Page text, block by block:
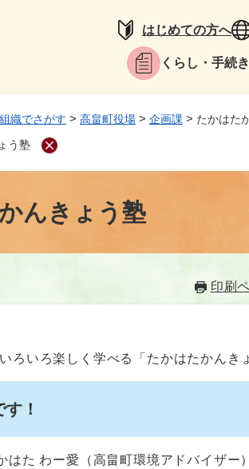
はじめての方へ
くらし・手続き
組織でさがす > 高畠町役場 > 企画課 > たかはた
う塾
んきょう塾
印刷
ろいろ楽しく学べる「たかはたかんき
！
はた わー愛（高畠町環境アドバイザー